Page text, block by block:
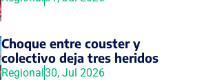
Choque entre couster y
colectivo deja tres heridos
Regional30, Jul 2026